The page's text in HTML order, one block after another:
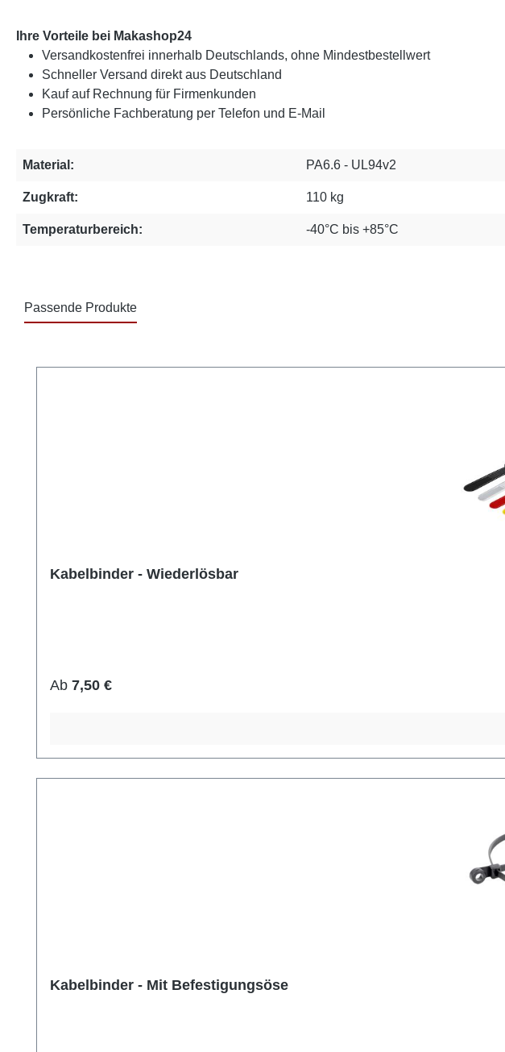
Ihre Vorteile bei Makashop24
Versandkostenfrei innerhalb Deutschlands, ohne Mindestbestellwert
Schneller Versand direkt aus Deutschland
Kauf auf Rechnung für Firmenkunden
Persönliche Fachberatung per Telefon und E-Mail
Material: PA6.6 - UL94v2
Zugkraft: 110 kg
Temperaturbereich: -40°C bis +85°C
Passende Produkte
Kabelbinder - Wiederlösbar
Regulärer Preis:
Ab 7,50 €
Kabelbinder - Mit Befestigungsöse